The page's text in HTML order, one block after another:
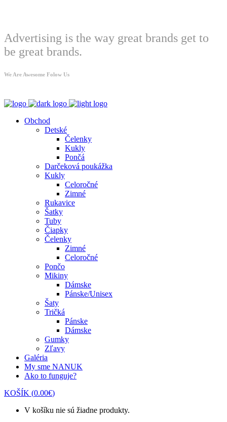
Advertising is the way great brands get to
be great brands.
We Are Awesome Folow Us
Obchod
Detské
Čelenky
Kukly
Pončá
Darčeková poukážka
Kukly
Celoročné
Zimné
Rukavice
Šatky
Tuby
Čiapky
Čelenky
Zimné
Celoročné
Pončo
Mikiny
Dámske
Pánske/Unisex
Šaty
Tričká
Pánske
Dámske
Gumky
Zľavy
Galéria
My sme NANUK
Ako to funguje?
KOŠÍK (0.00€)
V košíku nie sú žiadne produkty.